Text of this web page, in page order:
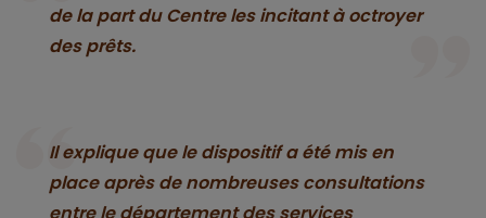
de la part du Centre les incitant à octroyer
des prêts.
Il explique que le dispositif a été mis en
place après de nombreuses consultations